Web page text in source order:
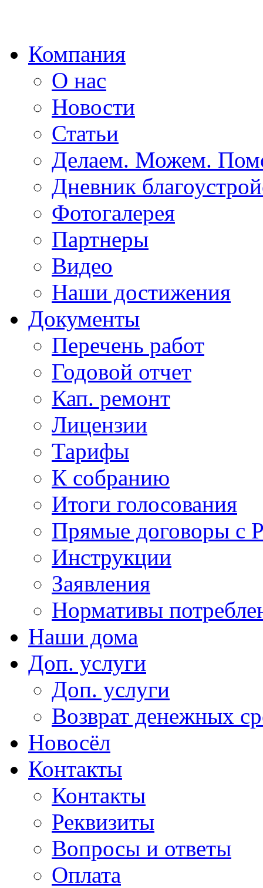
Компания
О нас
Новости
Статьи
Делаем. Можем.
Дневник
Фотогалерея
Партнеры
Видео
Наши достижения
Документы
Перечень работ
Годовой отчет
Кап. ремонт
Лицензии
Тарифы
К собранию
Итоги голосования
Прямые договоры с
Инструкции
Заявления
Нормативы
Наши дома
Доп. услуги
Доп. услуги
Возврат денежных
Новосёл
Контакты
Контакты
Реквизиты
Вопросы и ответы
Оплата